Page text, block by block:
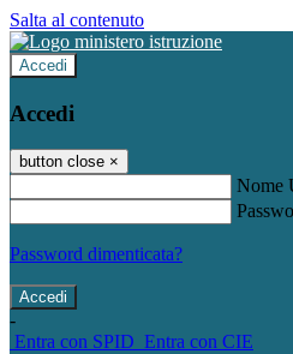
Salta al contenuto
Accedi
Accedi
button close ×
Nome
Password dimenticata?
-
Entra con SPID Entra con CIE